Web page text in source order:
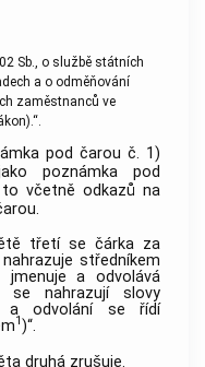
Sb., o službě státních
a o odměňování
zaměstnanců ve
pod čarou č. 1)
poznámka pod
včetně odkazů na
třetí se čárka za
středníkem
jmenuje a odvolává
se nahrazují slovy
a odvolání se řídí
1)“.
druhá zrušuje.